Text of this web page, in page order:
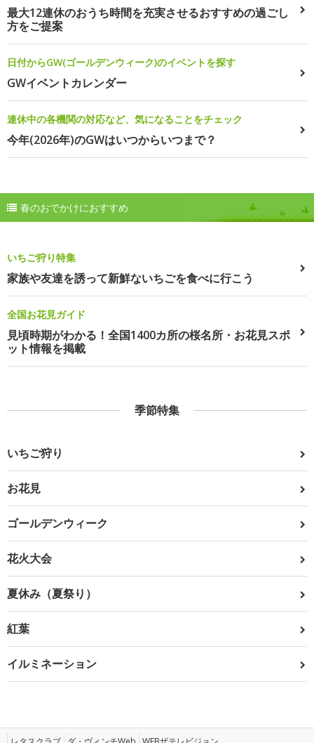
最大12連休のおうち時間を充実させるおすすめの過ごし
方をご提案
日付からGW(ゴールデンウィーク)のイベントを探す
GWイベントカレンダー
連休中の各機関の対応など、気になることをチェック
今年(2026年)のGWはいつからいつまで？
春のおでかけにおすすめ
いちご狩り特集
家族や友達を誘って新鮮ないちごを食べに行こう
全国お花見ガイド
見頃時期がわかる！全国1400カ所の桜名所・お花見スポ
ット情報を掲載
季節特集
いちご狩り
お花見
ゴールデンウィーク
花火大会
夏休み（夏祭り）
紅葉
イルミネーション